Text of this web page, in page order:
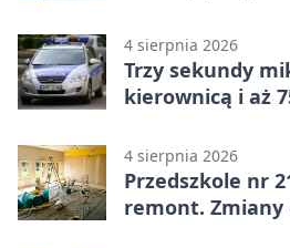
4 sierpnia 2026
Trzy sekundy
kierownicą i aż
4 sierpnia 2026
Przedszkole nr
remont. Zmiany